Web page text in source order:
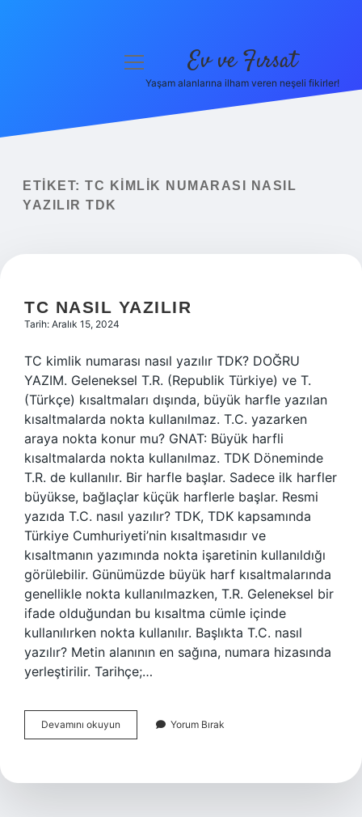
Yasal Uyarı
menüyü
Ev ve Fırsat
Yaşam alanlarına ilham veren neşeli fikirler!
ETIKET: TC KIMLIK NUMARASI NASIL
YAZILIR TDK
TC NASIL YAZILIR
Tarih: Aralık 15, 2024
TC kimlik numarası nasıl yazılır TDK? DOĞRU
YAZIM. Geleneksel T.R. (Republik Türkiye) ve T.
(Türkçe) kısaltmaları dışında, büyük harfle yazılan
kısaltmalarda nokta kullanılmaz. T.C. yazarken
araya nokta konur mu? GNAT: Büyük harfli
kısaltmalarda nokta kullanılmaz. TDK Döneminde
T.R. de kullanılır. Bir harfle başlar. Sadece ilk harfler
büyükse, bağlaçlar küçük harflerle başlar. Resmi
yazıda T.C. nasıl yazılır? TDK, TDK kapsamında
Türkiye Cumhuriyeti’nin kısaltmasıdır ve
kısaltmanın yazımında nokta işaretinin kullanıldığı
görülebilir. Günümüzde büyük harf kısaltmalarında
genellikle nokta kullanılmazken, T.R. Geleneksel bir
ifade olduğundan bu kısaltma cümle içinde
kullanılırken nokta kullanılır. Başlıkta T.C. nasıl
yazılır? Metin alanının en sağına, numara hizasında
yerleştirilir. Tarihçe;…
Devamını okuyun
Nasıl
Yorum Bırak